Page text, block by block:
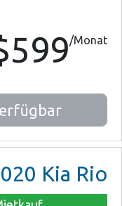
/Monat
Kia Rio